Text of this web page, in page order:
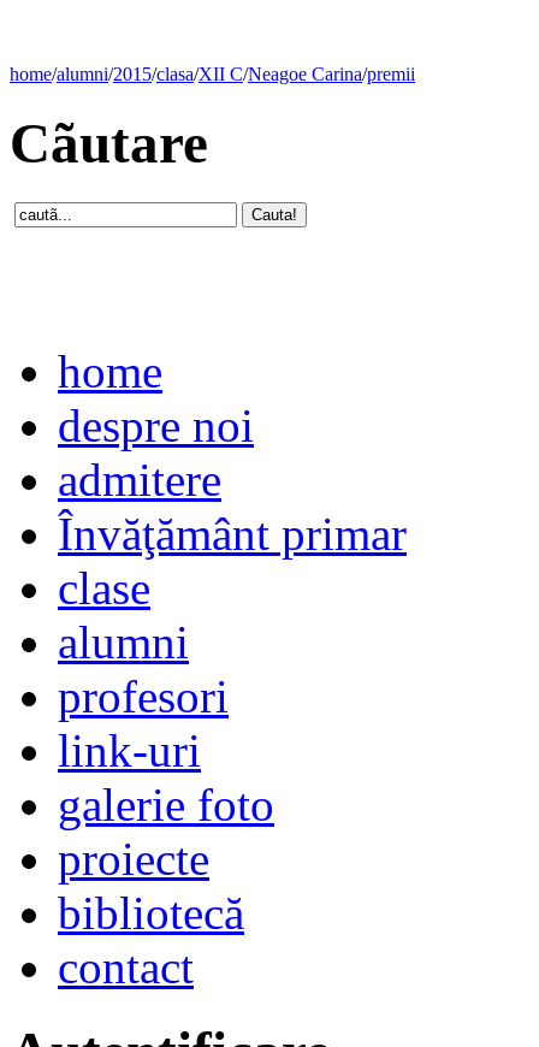
home/alumni/2015/clasa/XII C/Neagoe Carina/premii
Cãutare
home
despre noi
admitere
Învăţământ primar
clase
alumni
profesori
link-uri
galerie foto
proiecte
bibliotecă
contact